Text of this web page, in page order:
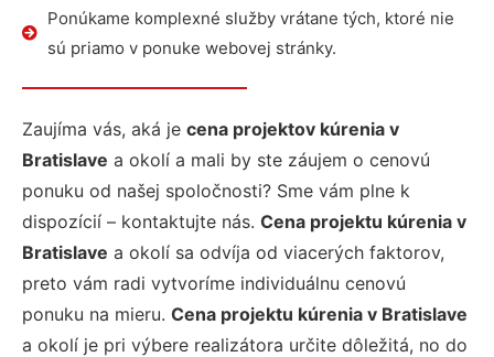
Ponúkame komplexné služby vrátane tých, ktoré nie
sú priamo v ponuke webovej stránky.
Zaujíma vás, aká je cena projektov kúrenia v
Bratislave a okolí a mali by ste záujem o cenovú
ponuku od našej spoločnosti? Sme vám plne k
dispozícií – kontaktujte nás. Cena projektu kúrenia v
Bratislave a okolí sa odvíja od viacerých faktorov,
preto vám radi vytvoríme individuálnu cenovú
ponuku na mieru. Cena projektu kúrenia v Bratislave
a okolí je pri výbere realizátora určite dôležitá, no do